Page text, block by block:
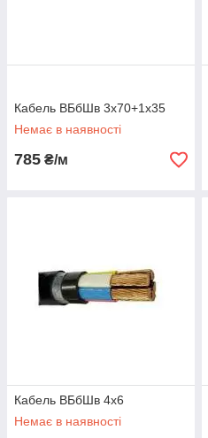
Кабель ВБбШв 3х70+1х35
Немає в наявності
785 ₴/м
Кабель ВБбШв 4х6
Немає в наявності